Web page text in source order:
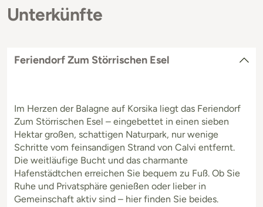
Unterkünfte
Feriendorf Zum Störrischen Esel
Im Herzen der Balagne auf Korsika liegt das Feriendorf
Zum Störrischen Esel – eingebettet in einen sieben
Hektar großen, schattigen Naturpark, nur wenige
Schritte vom feinsandigen Strand von Calvi entfernt.
Die weitläufige Bucht und das charmante
Hafenstädtchen erreichen Sie bequem zu Fuß. Ob Sie
Ruhe und Privatsphäre genießen oder lieber in
Gemeinschaft aktiv sind – hier finden Sie beides.